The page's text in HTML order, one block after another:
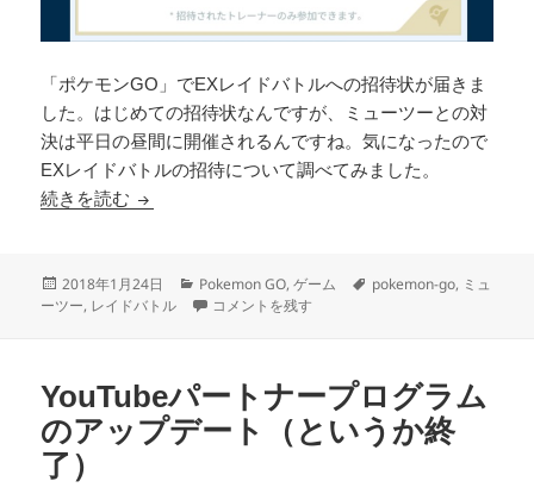
「ポケモンGO」でEXレイドバトルへの招待状が届きま
した。はじめての招待状なんですが、ミューツーとの対
決は平日の昼間に開催されるんですね。気になったので
EXレイドバトルの招待について調べてみました。
続きを読む ポケモンGOでEXレイドバトルの招待状が届きま
投
稿
2018年1月24日
カ
テ
Pokemon GO,ゲーム
タ
pokemon-go, ミュ
ーツー, レイドバトル ポケモンGOでEXレイドバトルの招待状が届きま
コメントを残す
YouTubeパートナープログラム
のアップデート（というか終
了）